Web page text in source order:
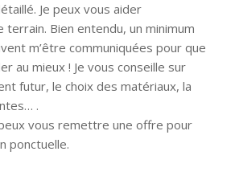
Je peux vous aider
Bien entendu, un minimum
m’être communiquées pour que
au mieux ! Je vous conseille sur
futur, le choix des matériaux, la
.
vous remettre une offre pour
ponctuelle.